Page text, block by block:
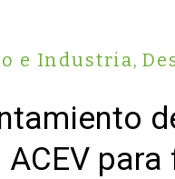
e Industria,
ACEV